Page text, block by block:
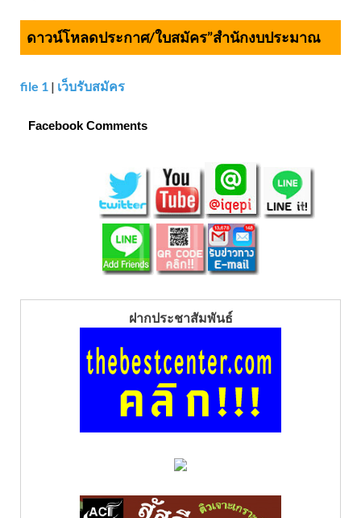
ดาวน์โหลดประกาศ/ใบสมัคร”สำนักงบประมาณ
file 1 | เว็บรับสมัคร
Facebook Comments
ฝากประชาสัมพันธ์